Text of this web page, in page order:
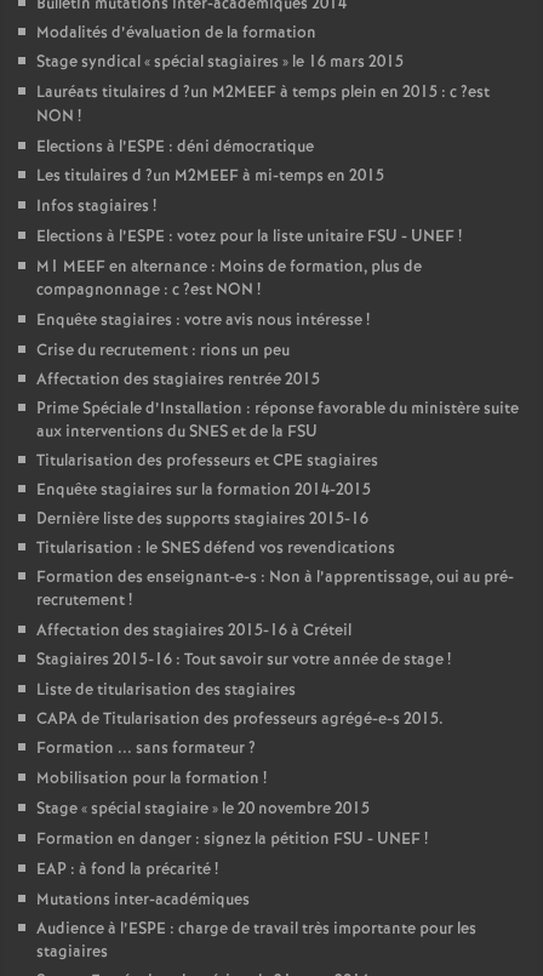
Modalités d’évaluation de la formation
Stage syndical «spécial stagiaires » le 16 mars 2015
Lauréats titulaires d ?un M2MEEFà temps plein en 2015 : c?est
NON !
Elections à l’ESPE : déni démocratique
Les titulaires d ?un M2MEEFà mi-temps en 2015
Infos stagiaires !
Elections à l’ESPE : votez pour la liste unitaire FSU - UNEF!
M1 MEEFen alternance : Moins de formation, plus de
compagnonnage : c?est NON !
Enquête stagiaires : votre avis nous intéresse!
Crise du recrutement : rions un peu
Affectation des stagiaires rentrée 2015
Prime Spéciale d’Installation : réponse favorable du ministère suite
aux interventions duSNESet de la FSU
Titularisation des professeurs etCPE stagiaires
Enquête stagiaires sur la formation 2014-2015
Dernière liste des supports stagiaires 2015-16
Titularisation : leSNESdéfend vos revendications
Formation des enseignant-e-s : Non à l’apprentissage, oui au pré-
recrutement!
Affectation des stagiaires 2015-16 à Créteil
Stagiaires 2015-16 : Tout savoir sur votre année de stage!
Liste de titularisation des stagiaires
CAPAde Titularisation des professeurs agrégé-e-s 2015.
Formation ... sans formateur?
Mobilisation pour la formation !
Stage «spécial stagiaire» le 20 novembre 2015
Formation en danger : signez la pétition FSU - UNEF!
EAP : à fond la précarité!
Mutations inter-académiques
Audience à l’ESPE : charge de travail très importante pour les
stagiaires